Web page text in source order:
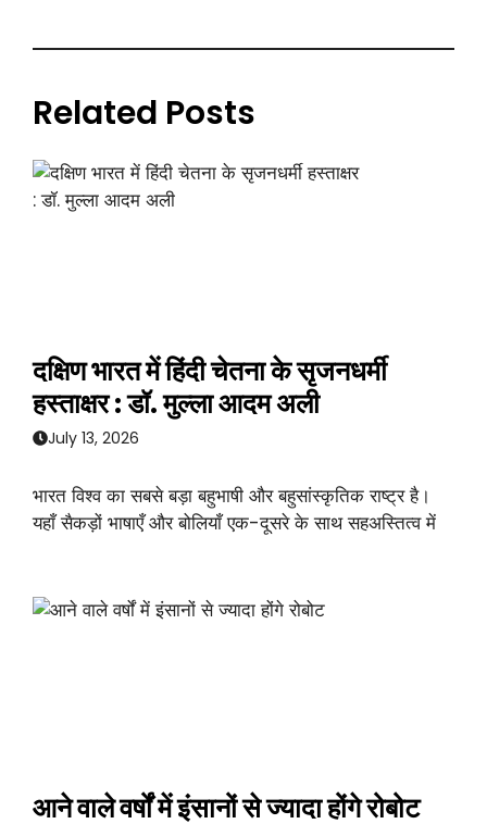
Related Posts
दक्षिण भारत में हिंदी चेतना के सृजनधर्मी
हस्ताक्षर : डॉ. मुल्ला आदम अली
July 13, 2026
भारत विश्व का सबसे बड़ा बहुभाषी और बहुसांस्कृतिक राष्ट्र है।
यहाँ सैकड़ों भाषाएँ और बोलियाँ एक-दूसरे के साथ सहअस्तित्व में
आने वाले वर्षों में इंसानों से ज्यादा होंगे रोबोट